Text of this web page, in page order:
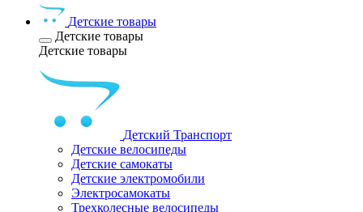
Детские товары
Детские товары
Детские товары
Детский Транспорт
Детские велосипеды
Детские самокаты
Детские электромобили
Электросамокаты
Трехколесные велосипеды